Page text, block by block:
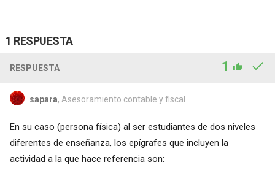
1 RESPUESTA
RESPUESTA 1
sapara, Asesoramiento contable y fiscal
En su caso (persona física) al ser estudiantes de dos niveles
diferentes de enseñanza, los epígrafes que incluyen la
actividad a la que hace referencia son: